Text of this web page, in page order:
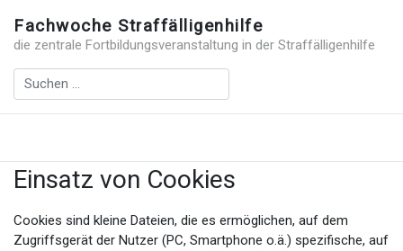
Fachwoche Straffälligenhilfe
die zentrale Fortbildungsveranstaltung in der Straffälligenhilfe
Einsatz von Cookies
Cookies sind kleine Dateien, die es ermöglichen, auf dem
Zugriffsgerät der Nutzer (PC, Smartphone o.ä.) spezifische, auf